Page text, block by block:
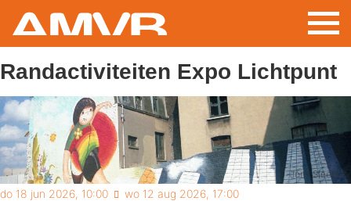
Overslaan
naar
de
gaan
Randactiviteiten Expo Lichtpunt
Joris Sleebus
do 18 jun 2026, 10:00 wo 12 aug 2026, 17:00